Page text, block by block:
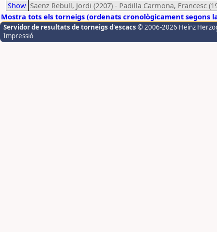
Show Saenz Rebull, Jordi (2207) - Padilla Carmona, Francesc
Mostra tots els torneigs (ordenats cronològicament segons
Servidor de resultats de torneigs d'escacs © 2006-2026 Heinz
Impressió